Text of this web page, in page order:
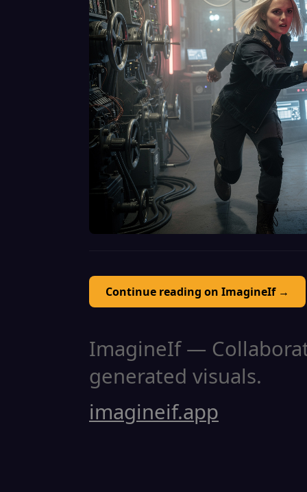
Continue reading on ImagineIf →
ImagineIf —
generated visuals.
imagineif.app